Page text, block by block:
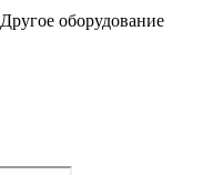
Другое оборудование